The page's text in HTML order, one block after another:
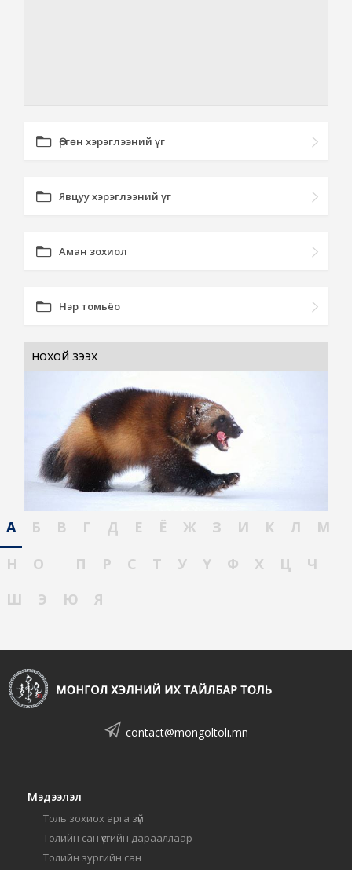
Өргөн хэрэглээний үг
Явцуу хэрэглээний үг
Аман зохиол
Нэр томьёо
нохой зээх
А Б В Г Д Е Ё Ж З И К Л
М
Н
О П Р С Т У Ү Ф Х Ц
Ч
Ш
Э Ю Я
contact@mongoltoli.mn
Мэдээлэл
Толь зохиох арга зүй
Толийн сан үсгийн дарааллаар
Толийн зургийн сан